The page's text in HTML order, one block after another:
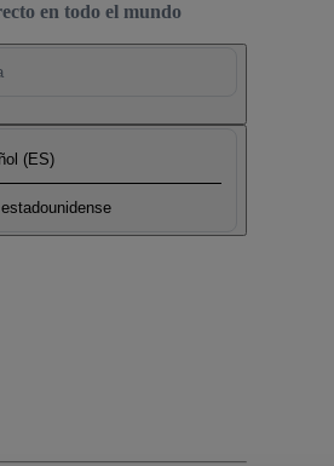
en todo el mundo
(ES)